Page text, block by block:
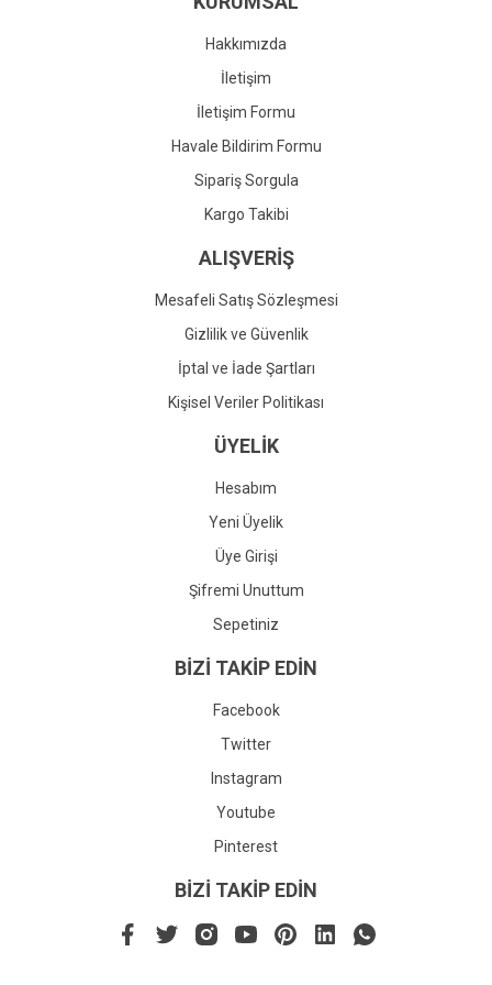
Gönder
Hakkımızda
İletişim
İletişim Formu
Havale Bildirim Formu
Sipariş Sorgula
Kargo Takibi
ALIŞVERİŞ
Mesafeli Satış Sözleşmesi
Gizlilik ve Güvenlik
İptal ve İade Şartları
Kişisel Veriler Politikası
ÜYELİK
Hesabım
Yeni Üyelik
Üye Girişi
Şifremi Unuttum
Sepetiniz
BİZİ TAKİP EDİN
Facebook
Twitter
Instagram
Youtube
Pinterest
BİZİ TAKİP EDİN